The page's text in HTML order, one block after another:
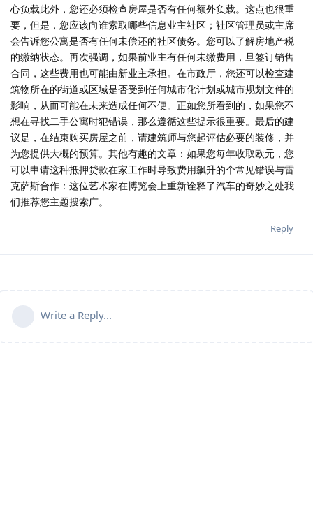
心负载此外，您还必须检查房屋是否有任何额外负载。这点也很重
要，但是，您应该向谁索取哪些信息业主社区；社区管理员或主席
会告诉您公寓是否有任何未偿还的社区债务。您可以了解房地产税
的缴纳状态。再次强调，如果前业主有任何未缴费用，旦签订销售
合同，这些费用也可能由新业主承担。在市政厅，您还可以检查建
筑物所在的街道或区域是否受到任何城市化计划或城市规划文件的
影响，从而可能在未来造成任何不便。正如您所看到的，如果您不
想在寻找二手公寓时犯错误，那么遵循这些提示很重要。最后的建
议是，在结束购买房屋之前，请建筑师与您起评估必要的装修，并
为您提供大概的预算。其他有趣的文章：如果您每年收取欧元，您
可以申请这种抵押贷款在家工作时导致费用飙升的个常见错误与雷
克萨斯合作：这位艺术家在博览会上重新诠释了汽车的奇妙之处我
们推荐您主题搜索广。
Reply
Write a Reply...